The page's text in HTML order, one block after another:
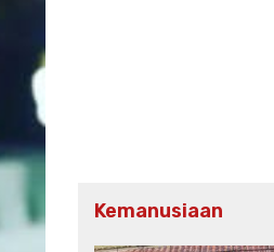
Kemanusiaan